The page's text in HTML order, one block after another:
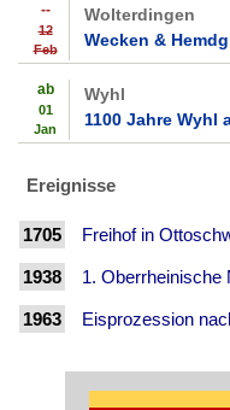
--
12
Feb
Wolterdingen
Wecken &
ab
01
Jan
Wyhl
1100 Jahre Wyhl
Ereignisse
1705 Freihof in
1938 1. Oberrheinische
1963 Eisprozession